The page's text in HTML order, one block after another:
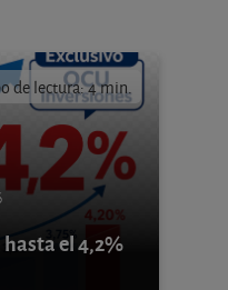
de lectura: 4 min.
hasta el 4,2%